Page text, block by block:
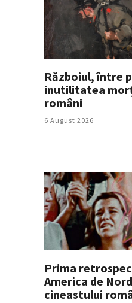
Războiul, între
inutilitatea
români
6 August 2026
Prima
America de
cineastului